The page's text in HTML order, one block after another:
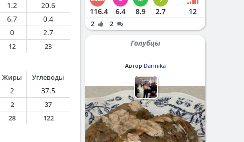
1.2
20.6
6.7
0.4
0
2.7
12 23
Жиры Углеводы
2
37.5
2 37
28 122
116.4 6.4 8.9 2.7 12
2 2
Голубцы
Автор Darinika